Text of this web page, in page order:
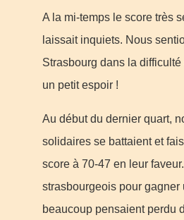
A la mi-temps le score très
laissait inquiets. Nous
Strasbourg dans la
un petit espoir !
Au début du dernier quart,
solidaires se battaient et
score à 70-47 en leur
strasbourgeois pour gagner
beaucoup pensaient perdu